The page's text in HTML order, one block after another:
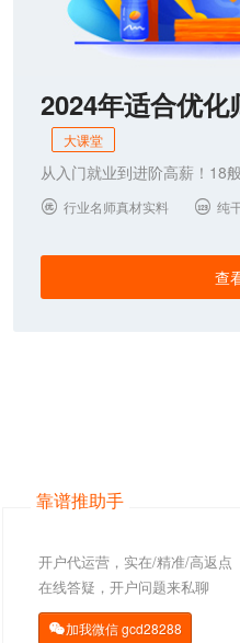
2024年适合优
大课堂
从入门就业到进阶高薪！18
 行业名师真材实料  纯
查
靠谱推助手
开户代运营，实在/精准/高返点
在线答疑，开户问题来私聊
加我微信gcd28288